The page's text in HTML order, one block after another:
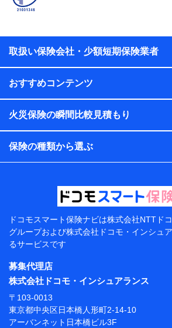
当社又は株式会社NTTドコモと取引のあ
れらに付帯、関連する当社、株式会社
会社のサービスを案内、提供するため
析して、お客さまの趣味・嗜好・傾向に
各種セミナーの開催のため
コンサルティングサービスの実施のため
アンケートやキャンペーン等の実施のため
上記に係る案内・手続き・管理等付帯業
当該個人データを取り扱う各共同利用
東京都千代田区永田町2丁目11番1号
株式会社NTTドコモ 代表取締役社長
東京都中央区日本橋人形町2-14-10 ア
本橋ビル 3F
長 吉村 忠義
※ 当社および株式会社NTTドコモは、
取扱い保険会社・少額短期保険業者
おすすめコンテンツ
火災保険の瞬間比較見積もり
保険の種類から選ぶ
ドコモスマート保険ナビは株式会社NTTド
グループおよび株式会社ドコモ・インシュ
るサービスです
募集代理店
株式会社ドコモ・インシュアランス
〒103-0013
東京都中央区日本橋人形町2-14-10
アーバンネット日本橋ビル3F